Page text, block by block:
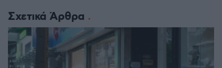
Σχετικά Άρθρα